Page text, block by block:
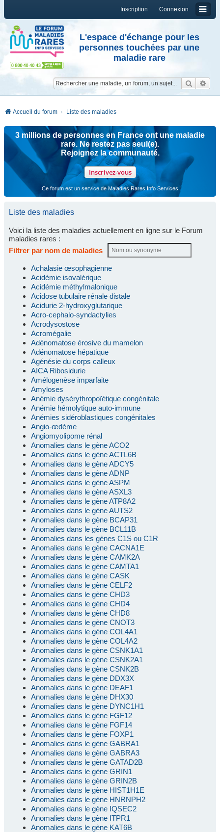
Connexion
Inscription
L'espace d'échange pour les
personnes touchées par une
maladie rare
Accueil du forum Liste des maladies
3 millions de personnes en France ont une maladie
rare. Ne restez pas seul(e).
Rejoignez la communauté.
Inscrivez-vous
Ce forum est un service de Maladies Rares Info Services
Liste des maladies
Voici la liste des maladies actuellement en ligne sur le Forum
maladies rares :
Filtrer par nom de maladies
Achalasie œsophagienne
Acidémie isovalérique
Acidémie méthylmalonique
Acidose tubulaire rénale distale
Acidurie 2-hydroxyglutarique
Acro-cephalo-syndactylies
Acrodysostose
Acromégalie
Adénomatose érosive du mamelon
Adénomatose hépatique
Agénésie du corps calleux
AICA Ribosidurie
Amélogenèse imparfaite
Amyloses
Anémie dysérythropoïétique congénitale
Anémie hémolytique auto-immune
Anémies sidéroblastiques congénitales
Angio-œdème
Angiomyolipome rénal
Anomalies dans le gène ACO2
Anomalies dans le gène ACTL6B
Anomalies dans le gène ADCY5
Anomalies dans le gène ADNP
Anomalies dans le gène ASPM
Anomalies dans le gène ASXL3
Anomalies dans le gène ATP8A2
Anomalies dans le gène AUTS2
Anomalies dans le gène BCAP31
Anomalies dans le gène BCL11B
Anomalies dans les gènes C1S ou C1R
Anomalies dans le gène CACNA1E
Anomalies dans le gène CAMK2A
Anomalies dans le gène CAMTA1
Anomalies dans le gène CASK
Anomalies dans le gène CELF2
Anomalies dans le gène CHD3
Anomalies dans le gène CHD4
Anomalies dans le gène CHD8
Anomalies dans le gène CNOT3
Anomalies dans le gène COL4A1
Anomalies dans le gène COL4A2
Anomalies dans le gène CSNK1A1
Anomalies dans le gène CSNK2A1
Anomalies dans le gène CSNK2B
Anomalies dans le gène DDX3X
Anomalies dans le gène DEAF1
Anomalies dans le gène DHX30
Anomalies dans le gène DYNC1H1
Anomalies dans le gène FGF12
Anomalies dans le gène FGF14
Anomalies dans le gène FOXP1
Anomalies dans le gène GABRA1
Anomalies dans le gène GABRA3
Anomalies dans le gène GATAD2B
Anomalies dans le gène GRIN1
Anomalies dans le gène GRIN2B
Anomalies dans le gène HIST1H1E
Anomalies dans le gène HNRNPH2
Anomalies dans le gène IQSEC2
Anomalies dans le gène ITPR1
Anomalies dans le gène KAT6B